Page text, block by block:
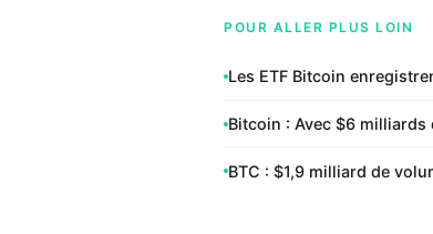
POUR ALLER PLUS LOIN
Les ETF Bitcoin
Bitcoin : Avec $6 milliards
BTC : $1,9 milliard de